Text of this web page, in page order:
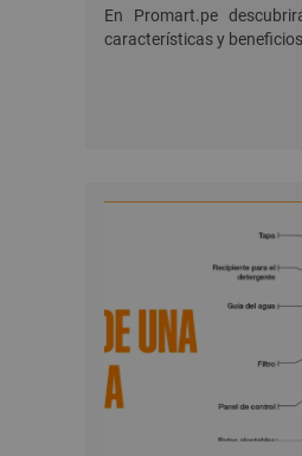
En Promart.pe
características y